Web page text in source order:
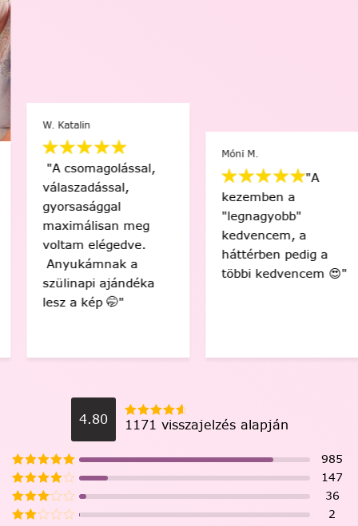
W. Katalin
"A csomagolással,
válaszadással,
gyorsasággal
maximálisan meg
voltam elégedve.
Anyukámnak a
szülinapi ajándéka
lesz a kép 🤭"
Móni M.
"A
kezemben a
"legnagyobb"
kedvencem, a
háttérben pedig a
többi kedvencem 😍"
4.80 1171 visszajelzés alapján
985
147
36
2